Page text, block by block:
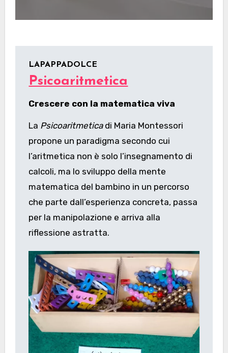
LAPAPPADOLCE
Psicoaritmetica
Crescere con la matematica viva
La Psicoaritmeticadi Maria Montessori
propone un paradigma secondo cui
l’aritmetica non è solo l’insegnamento di
calcoli, ma lo sviluppo della mente
matematica del bambino in un percorso
che parte dall’esperienza concreta, passa
per la manipolazione e arriva alla
riflessione astratta.